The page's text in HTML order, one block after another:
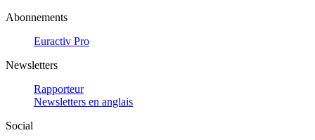
Abonnements
Euractiv Pro
Newsletters
Rapporteur
Newsletters en anglais
Social